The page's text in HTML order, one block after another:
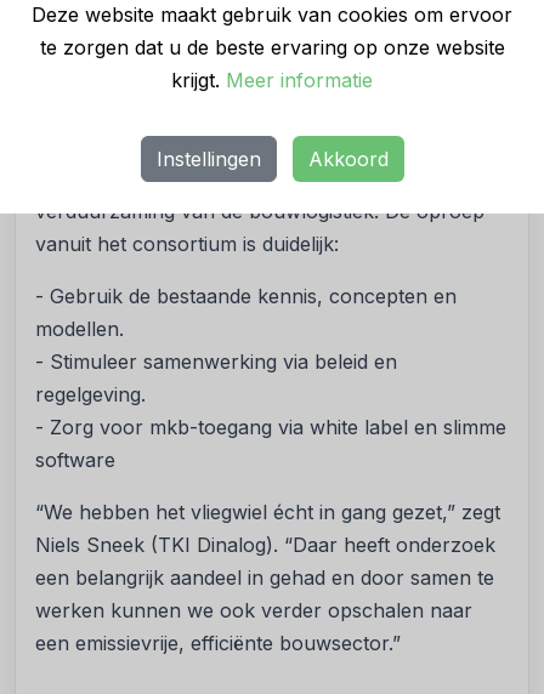
Deze website maakt gebruik van cookies om ervoor
te zorgen dat u de beste ervaring op onze website
krijgt. Meer informatie
Instellingen Akkoord
Je kunt dit niet meer per project blijven uitvinden.”
Oproep aan de sector en beleidsmakers
ruimte en toenemende verkeersdruk in
binnensteden groeit de urgentie tot verdere
verduurzaming van de bouwlogistiek. De oproep
vanuit het consortium is duidelijk:
- Gebruik de bestaande kennis, concepten en
modellen.
- Stimuleer samenwerking via beleid en
regelgeving.
- Zorg voor mkb-toegang via white label en slimme
software
“We hebben het vliegwiel écht in gang gezet,” zegt
Niels Sneek (TKI Dinalog). “Daar heeft onderzoek
een belangrijk aandeel in gehad en door samen te
werken kunnen we ook verder opschalen naar
een emissievrije, efficiënte bouwsector.”